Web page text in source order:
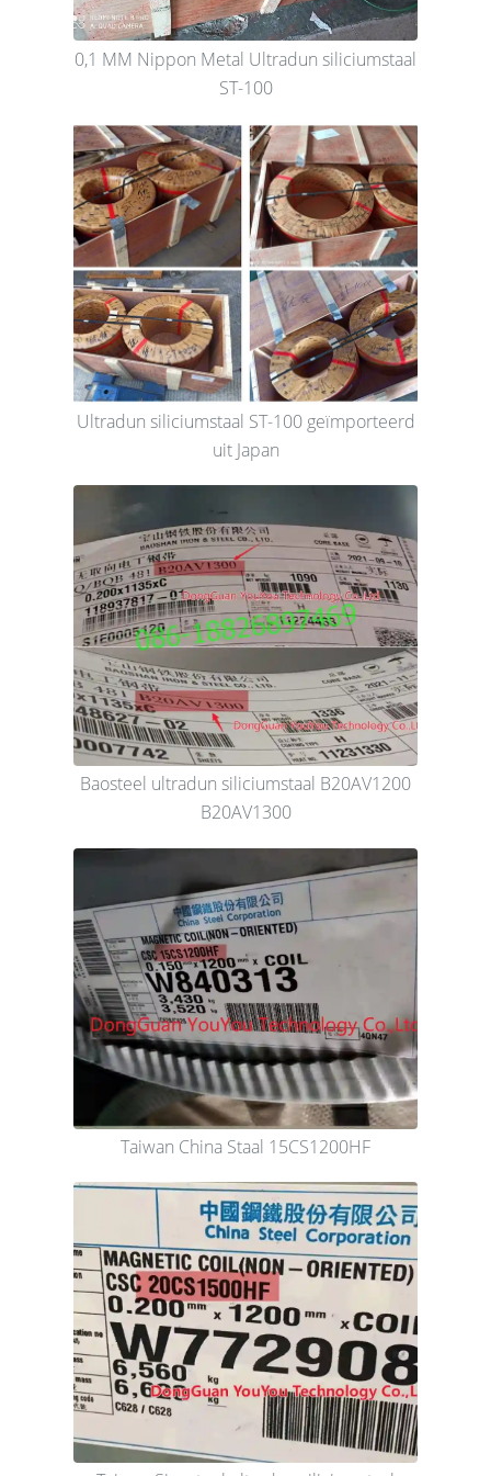
0,1 MM Nippon Metal Ultradun siliciumstaal
ST-100
Ultradun siliciumstaal ST-100 geïmporteerd
uit Japan
Baosteel ultradun siliciumstaal B20AV1200
B20AV1300
Taiwan China Staal 15CS1200HF